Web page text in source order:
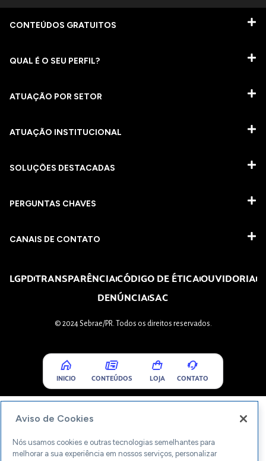
CONTEÚDOS GRATUITOS
QUAL É O SEU PERFIL?
ATUAÇÃO POR SETOR
ATUAÇÃO INSTITUCIONAL
SOLUÇÕES DESTACADAS
PERGUNTAS CHAVES​
CANAIS DE CONTATO
LGPDTRANSPARÊNCIACÓDIGO DE ÉTICAOUVIDORIA
DENÚNCIASAC
© 2024 Sebrae/PR. Todos os direitos reservados.
INICIO CONTEÚDOS LOJA CONTATO
Aviso de Cookies
Nós usamos cookies e outras tecnologias semelhantes para
melhorar a sua experiência em nossos serviços, personalizar